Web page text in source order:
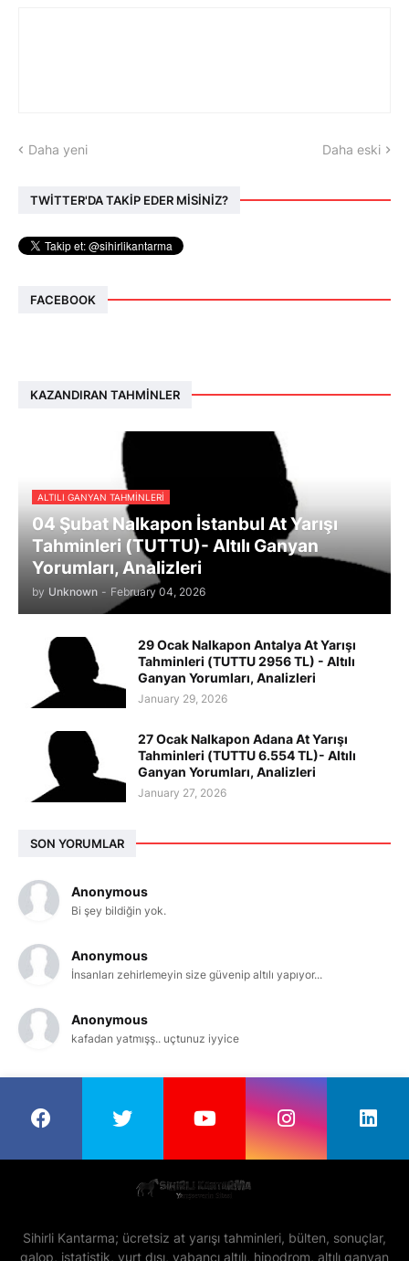
Daha yeni Daha eski
TWİTTER'DA TAKİP EDER MİSİNİZ?
FACEBOOK
KAZANDIRAN TAHMINLER
ALTILI GANYAN TAHMINLERI
04 Şubat Nalkapon İstanbul At Yarışı
Tahminleri (TUTTU)- Altılı Ganyan
Yorumları, Analizleri
by Unknown - February 04, 2026
29 Ocak Nalkapon Antalya At Yarışı
Tahminleri (TUTTU 2956 TL) - Altılı
Ganyan Yorumları, Analizleri
January 29, 2026
27 Ocak Nalkapon Adana At Yarışı
Tahminleri (TUTTU 6.554 TL)- Altılı
Ganyan Yorumları, Analizleri
January 27, 2026
SON YORUMLAR
Anonymous
Bi şey bildiğin yok.
Anonymous
İnsanları zehirlemeyin size güvenip altılı yapıyor...
Anonymous
kafadan yatmışş.. uçtunuz iyyice
Sihirli Kantarma; ücretsiz at yarışı tahminleri, bülten, sonuçlar,
galop, istatistik, yurt dışı, yabancı altılı, hipodrom, altılı ganyan